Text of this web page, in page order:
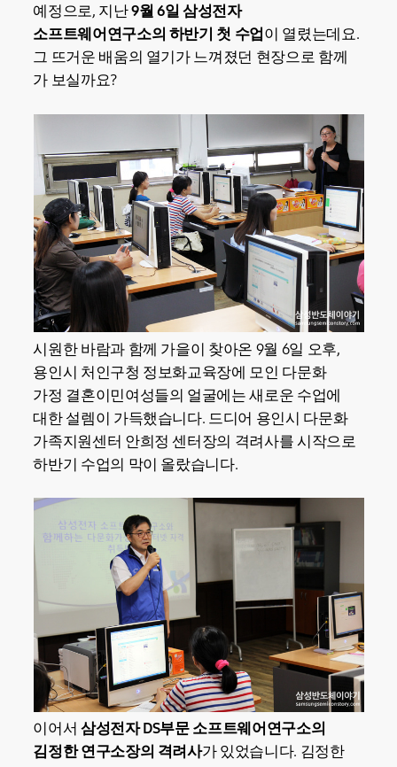
예정으로, 지난9월 6일 삼성전자
소프트웨어연구소의 하반기 첫 수업이 열렸는데요.
그 뜨거운 배움의 열기가 느껴졌던 현장으로 함께
가 보실까요?
시원한 바람과 함께 가을이 찾아온 9월 6일 오후,
용인시 처인구청 정보화교육장에 모인 다문화
가정 결혼이민여성들의 얼굴에는 새로운 수업에
대한 설렘이 가득했습니다. 드디어 용인시 다문화
가족지원센터 안희정 센터장의 격려사를 시작으로
하반기 수업의 막이 올랐습니다.
이어서 삼성전자 DS부문 소프트웨어연구소의
김정한 연구소장의 격려사가 있었습니다. 김정한